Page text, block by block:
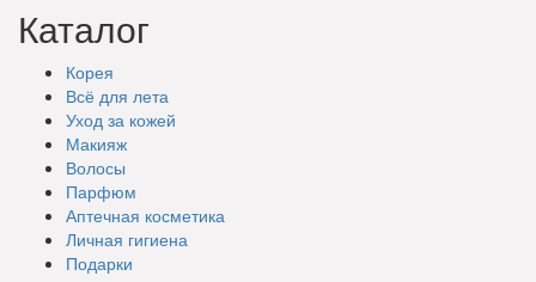
Каталог
Корея
Всё для лета
Уход за кожей
Макияж
Волосы
Парфюм
Аптечная косметика
Личная гигиена
Подарки